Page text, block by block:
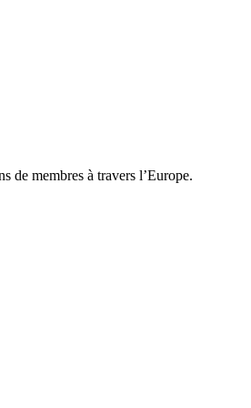
de membres à travers l’Europe.